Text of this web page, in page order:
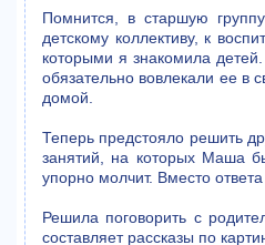
Помнится, в старшую
детскому коллективу, к
которыми я знакомила
обязательно вовлекали ее в
домой.
Теперь предстояло решить
занятий, на которых Маша
упорно молчит. Вместо
Решила поговорить с
составляет рассказы по